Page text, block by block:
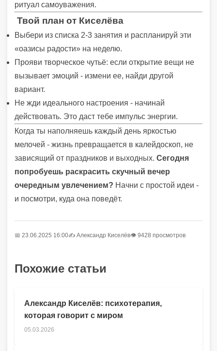
ритуал самоуважения.
Твой план от Киселёва
Выбери из списка 2-3 занятия и распланируй эти
«оазисы радости» на неделю.
Прояви творческое чутьё: если открытие вещи не
вызывает эмоций - измени ее, найди другой
вариант.
Не жди идеального настроения - начинай
действовать. Это даст тебе импульс энергии.
Когда ты наполняешь каждый день яркостью
мелочей - жизнь превращается в калейдоскоп, не
зависящий от праздников и выходных. Сегодня
попробуешь раскрасить скучный вечер
очередным увлечением? Начни с простой идеи -
и посмотри, куда она поведёт.
📅 23.06.2025 16:00✍️ Александр Киселёв👁 9428 просмотров
Похожие статьи
Александр Киселёв: психотерапия,
которая говорит с миром
05.03.2026